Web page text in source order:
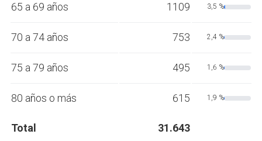
65 a 69 años 1109 3,5 %
70 a 74 años 753 2,4 %
75 a 79 años 495 1,6 %
80 años o más 615 1,9 %
Total 31.643